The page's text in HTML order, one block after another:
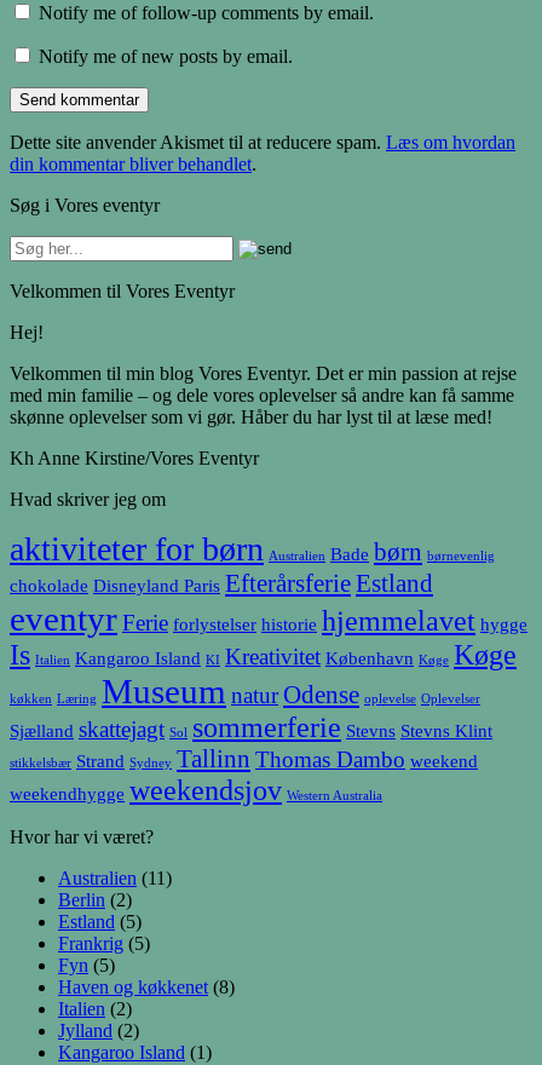
Notify me of follow-up comments by email.
Notify me of new posts by email.
Dette site anvender Akismet til at reducere spam. Læs om hvordan
din kommentar bliver behandlet.
Søg i Vores eventyr
Velkommen til Vores Eventyr
Hej!
Velkommen til min blog Vores Eventyr. Det er min passion at rejse
med min familie – og dele vores oplevelser så andre kan få samme
skønne oplevelser som vi gør. Håber du har lyst til at læse med!
Kh Anne Kirstine/Vores Eventyr
Hvad skriver jeg om
aktiviteter for børn Australien Bade børn børnevenlig
chokolade Disneyland Paris EfterårsferieEstland
eventyrFerie forlystelser historie hjemmelavet hygge
Is Italien Kangaroo Island KI Kreativitet København Køge Køge
køkken Læring Museum natur Odense oplevelse Oplevelser
Sjælland skattejagt Sol sommerferie Stevns Stevns Klint
stikkelsbær Strand Sydney Tallinn Thomas Dambo weekend
weekendhygge weekendsjov Western Australia
Hvor har vi været?
Australien (11)
Berlin (2)
Estland (5)
Frankrig (5)
Fyn (5)
Haven og køkkenet (8)
Italien (2)
Jylland (2)
Kangaroo Island (1)